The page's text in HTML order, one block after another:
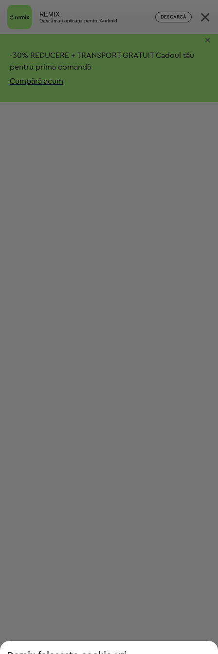
REMIX
Descărcați aplicația pentru Android
DESCARCĂ ×
-30% REDUCERE + TRANSPORT GRATUITCadoul tău
pentru prima comandă
Cumpără acum
×